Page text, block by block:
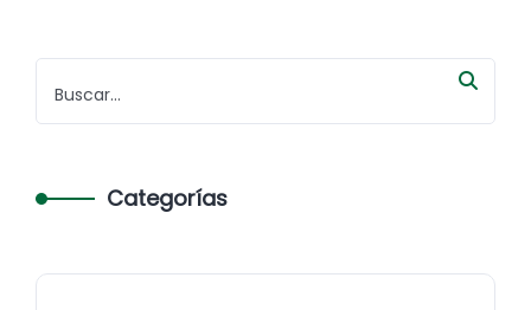
Categorías